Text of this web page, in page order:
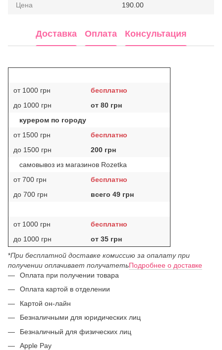
Цена 190.00
Доставка Оплата Консультация
от 1000 грн
бесплатно
до 1000 грн
от 80 грн
курером по городу
от 1500 грн
бесплатно
до 1500 грн
200 грн
самовывоз из магазинов Rozetka
от 700 грн
бесплатно
до 700 грн
всего 49 грн
от 1000 грн
бесплатно
до 1000 грн
от 35 грн
*При бесплатной доставке комиссию за опалату при
получении оплачивает получатетьПодробнее о доставке
Оплата при получении товара
Оплата картой в отделении
Картой он-лайн
Безналичными для юридических лиц
Безналичный для физических лиц
Apple Pay